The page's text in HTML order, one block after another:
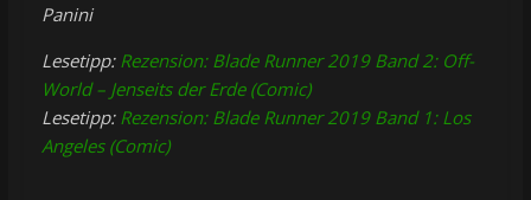
Panini
Lesetipp: Rezension: Blade Runner 2019 Band 2: Off-
World – Jenseits der Erde (Comic)
Lesetipp: Rezension: Blade Runner 2019 Band 1: Los
Angeles (Comic)